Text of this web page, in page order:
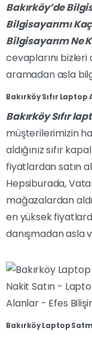
Bakırköy’de
Bilgisayarımı
Bilgisayarım Ne
cevaplarını
aramadan asla
Bakırköy Sıfır Laptop
Bakırköy Sıfır
müşterilerimizin
aldığınız sıfır
fiyatlardan satın
Hepsiburada,
mağazalardan
en yüksek
danışmadan asla
Bakırköy Laptop